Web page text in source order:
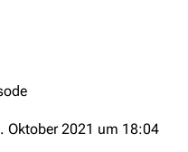
Oktober 2021 um 18:04